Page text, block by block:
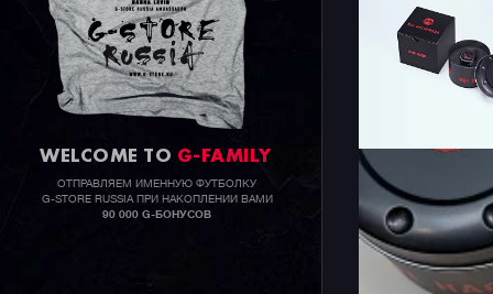
WELCOME TO G-FAMILY
ОТПРАВЛЯЕМ ИМЕННУЮ ФУТБОЛКУ
G-STORE RUSSIA ПРИ НАКОПЛЕНИИ ВАМИ
90 000 G-БОНУСОВ